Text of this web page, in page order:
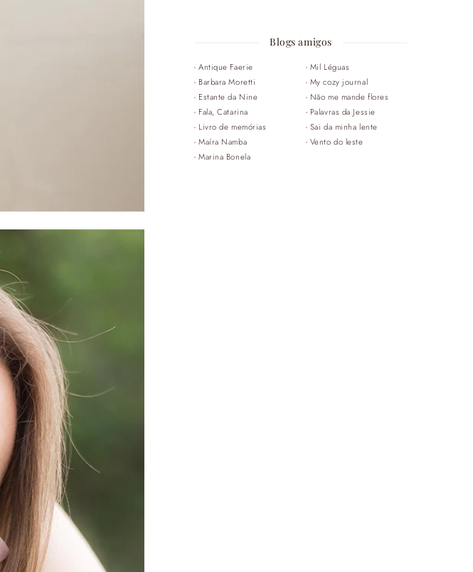
Blogs amigos
Antique Faerie
Barbara Moretti
Estante da Nine
Fala, Catarina
Livro de memórias
Maíra Namba
Marina Bonela
Mil Léguas
My cozy journal
Não me mande flores
Palavras da Jessie
Sai da minha lente
Vento do leste